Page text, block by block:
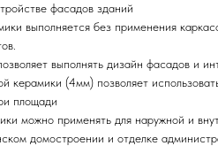
фасадов зданий
выполняется без применения
выполнять дизайн фасадов и
керамики (4мм) позволяет
площади
можно применять для наружной и
домостроении и отделке